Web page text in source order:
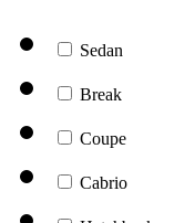
Sedan
Break
Coupe
Cabrio